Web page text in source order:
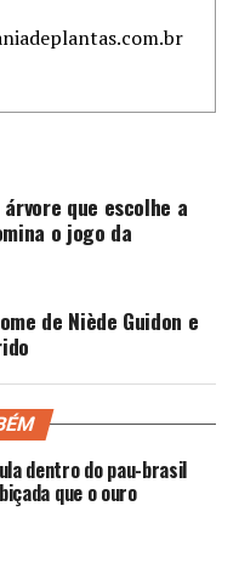
que escolhe a
o jogo da
de Niède Guidon e
dentro do pau-brasil
que o ouro